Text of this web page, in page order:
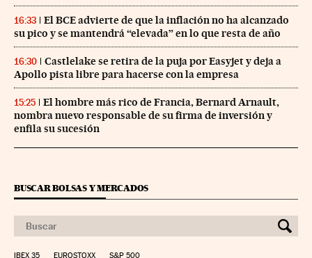
16:33
El BCE advierte de que la inflación no ha alcanzado
su pico y se mantendrá “elevada” en lo que resta de año
16:30
Castlelake se retira de la puja por Easyjet y deja a
Apollo pista libre para hacerse con la empresa
15:25
El hombre más rico de Francia, Bernard Arnault,
nombra nuevo responsable de su firma de inversión y
enfila su sucesión
BUSCAR BOLSAS Y MERCADOS
IBEX 35 EUROSTOXX S&P 500